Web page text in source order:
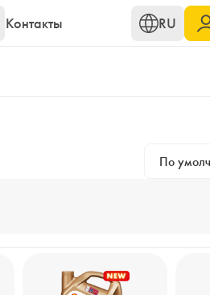
Контакты RU